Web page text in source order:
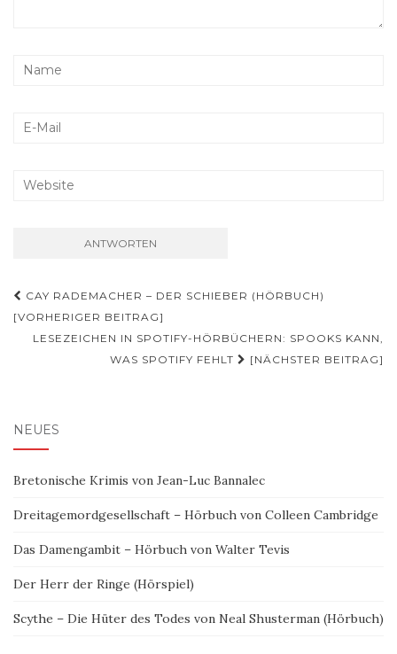
Beitragsnavigation
CAY RADEMACHER – DER SCHIEBER (HÖRBUCH)
[VORHERIGER BEITRAG]
LESEZEICHEN IN SPOTIFY-HÖRBÜCHERN: SPOOKS KANN,
WAS SPOTIFY FEHLT
[NÄCHSTER BEITRAG]
NEUES
Bretonische Krimis von Jean-Luc Bannalec
Dreitagemordgesellschaft – Hörbuch von Colleen Cambridge
Das Damengambit – Hörbuch von Walter Tevis
Der Herr der Ringe (Hörspiel)
Scythe – Die Hüter des Todes von Neal Shusterman (Hörbuch)